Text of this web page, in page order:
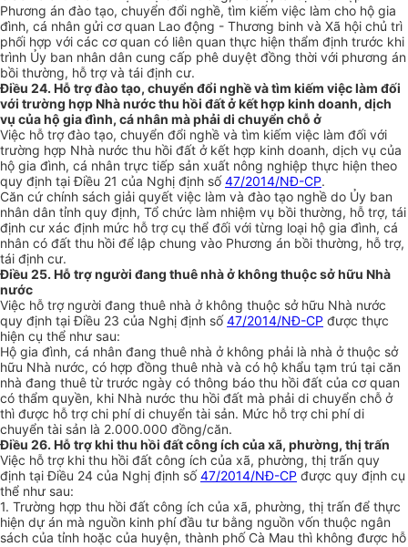
Phương án đào tạo, chuyển đổi nghề, tìm kiếm việc làm cho hộ gia
đình, cá nhân gửi cơ quan Lao động - Thương binh và Xã hội chủ trì
phối hợp với các cơ quan có liên quan thực hiện thẩm định trước khi
trình Ủy ban nhân dân cung cấp phê duyệt đồng thời với phương án
bồi thường, hỗ trợ và tái định cư.
Điều 24. Hỗ trợ đào tạo, chuyển đổi nghề và tìm kiếm việc làm đối
với trường hợp Nhà nước thu hồi đất ở kết hợp kinh doanh, dịch
vụ của hộ gia đình, cá nhân mà phải di chuyển chỗ ở
Việc hỗ trợ đào tạo, chuyển đổi nghề và tìm kiếm việc làm đối với
trường hợp Nhà nước thu hồi đất ở kết hợp kinh doanh, dịch vụ của
hộ gia đình, cá nhân trực tiếp sản xuất nông nghiệp thực hiện theo
quy định tại Điều 21 của Nghị định số47/2014/NĐ-CP.
Căn cứ chính sách giải quyết việc làm và đào tạo nghề do Ủy ban
nhân dân tỉnh quy định, Tổ chức làm nhiệm vụ bồi thường, hỗ trợ, tái
định cư xác định mức hỗ trợ cụ thể đối với từng loại hộ gia đình, cá
nhân có đất thu hồi để lập chung vào Phương án bồi thường, hỗ trợ,
tái định cư.
Điều 25. Hỗ trợ người đang thuê nhà ở không thuộc sở hữu Nhà
nước
Việc hỗ trợ người đang thuê nhà ở không thuộc sở hữu Nhà nước
quy định tại Điều 23 của Nghị định số47/2014/NĐ-CP được thực
hiện cụ thể như sau:
Hộ gia đình, cá nhân đang thuê nhà ở không phải là nhà ở thuộc sở
hữu Nhà nước, có hợp đồng thuê nhà và có hộ khẩu tạm trú tại căn
nhà đang thuê từ trước ngày có thông báo thu hồi đất của cơ quan
có thẩm quyền, khi Nhà nước thu hồi đất mà phải di chuyển chỗ ở
thì được hỗ trợ chi phí di chuyển tài sản. Mức hỗ trợ chi phí di
chuyển tài sản là 2.000.000 đồng/căn.
Điều 26. Hỗ trợ khi thu hồi đất công ích của xã, phường, thị trấn
Việc hỗ trợ khi thu hồi đất công ích của xã, phường, thị trấn quy
định tại Điều 24 của Nghị định số47/2014/NĐ-CP được quy định cụ
thể như sau:
1. Trường hợp thu hồi đất công ích của xã, phường, thị trấn để thực
hiện dự án mà nguồn kinh phí đầu tư bằng nguồn vốn thuộc ngân
sách của tỉnh hoặc của huyện, thành phố Cà Mau thì không được hỗ